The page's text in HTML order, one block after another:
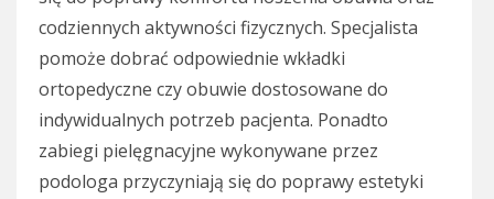
codziennych aktywności fizycznych. Specjalista
pomoże dobrać odpowiednie wkładki
ortopedyczne czy obuwie dostosowane do
indywidualnych potrzeb pacjenta. Ponadto
zabiegi pielęgnacyjne wykonywane przez
podologa przyczyniają się do poprawy estetyki